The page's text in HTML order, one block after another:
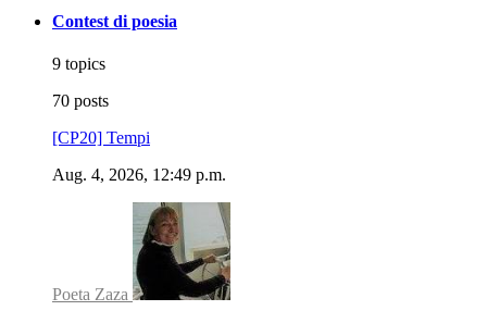
Contest di poesia
9 topics
70 posts
[CP20] Tempi
Aug. 4, 2026, 12:49 p.m.
Poeta Zaza